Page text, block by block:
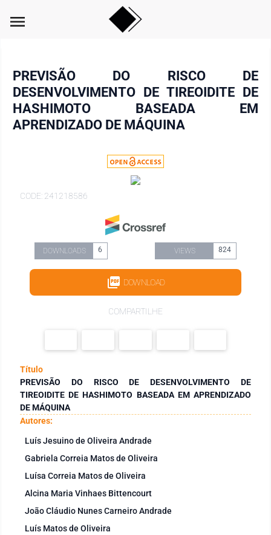
menu
PREVISÃO DO RISCO DE
DESENVOLVIMENTO DE TIREOIDITE DE
HASHIMOTO BASEADA EM
APRENDIZADO DE MÁQUINA
CODE: 241218586
DOWNLOADS 6 VIEWS 824
DOWNLOAD
COMPARTILHE
Título
PREVISÃO DO RISCO DE DESENVOLVIMENTO DE
TIREOIDITE DE HASHIMOTO BASEADA EM APRENDIZADO
DE MÁQUINA
Autores:
Luís Jesuino de Oliveira Andrade
Gabriela Correia Matos de Oliveira
Luísa Correia Matos de Oliveira
Alcina Maria Vinhaes Bittencourt
João Cláudio Nunes Carneiro Andrade
Luís Matos de Oliveira